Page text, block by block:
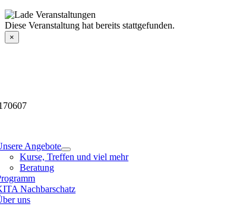
Skip
to
content
Angebote
Kurse, Treffen und viel mehr
Beratung
Nachbarschatz
uns
Veranstaltungsdetails
Diese Veranstaltung hat bereits stattgefunden.
×